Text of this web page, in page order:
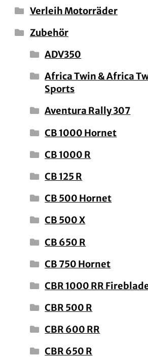
Verleih Motorräder
Zubehör
ADV350
Africa Twin & Africa
Sports
Aventura Rally 307
CB 1000 Hornet
CB 1000 R
CB 125 R
CB 500 Hornet
CB 500 X
CB 650 R
CB 750 Hornet
CBR 1000 RR
CBR 500 R
CBR 600 RR
CBR 650 R